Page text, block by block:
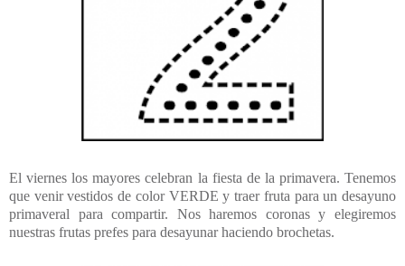
El viernes los mayores celebran la fiesta de la primavera. Tenemos
que venir vestidos de color VERDE y traer fruta para un desayuno
primaveral para compartir. Nos haremos coronas y elegiremos
nuestras frutas prefes para desayunar haciendo brochetas.